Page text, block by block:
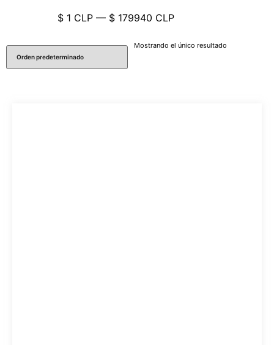
$ 1 CLP — $ 179940 CLP
Mostrando el único resultado